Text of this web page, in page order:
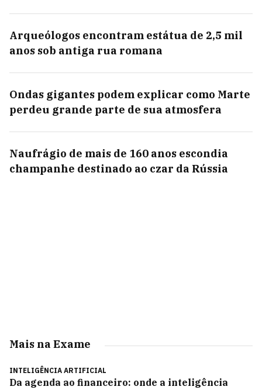
Arqueólogos encontram estátua de 2,5 mil
anos sob antiga rua romana
Ondas gigantes podem explicar como Marte
perdeu grande parte de sua atmosfera
Naufrágio de mais de 160 anos escondia
champanhe destinado ao czar da Rússia
Mais na Exame
INTELIGÊNCIA ARTIFICIAL
Da agenda ao financeiro: onde a inteligência